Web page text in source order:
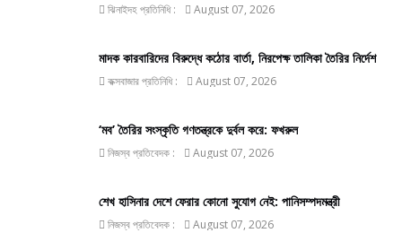
ঝিনাইদহ প্রতিনিধি : August 07, 2026
মাদক কারবারিদের বিরুদ্ধে কঠোর বার্তা, নিরপেক্ষ তালিকা তৈরির নির্দেশ
কক্সবাজার প্রতিনিধি : August 07, 2026
‘মব’ তৈরির সংস্কৃতি গণতন্ত্রকে দুর্বল করে: ফখরুল
নিজস্ব প্রতিবেদক : August 07, 2026
শেখ হাসিনার দেশে ফেরার কোনো সুযোগ নেই: পানিসম্পদমন্ত্রী
নিজস্ব প্রতিবেদক : August 07, 2026